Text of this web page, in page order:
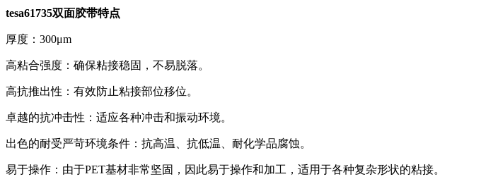
tesa61735双面胶带特点
厚度：300μm
高粘合强度：确保粘接稳固，不易脱落。
高抗推出性：有效防止粘接部位移位。
卓越的抗冲击性：适应各种冲击和振动环境。
出色的耐受严苛环境条件：抗高温、抗低温、耐化学品腐蚀。
易于操作：由于PET基材非常坚固，因此易于操作和加工，适用于各种复杂形状的粘接。